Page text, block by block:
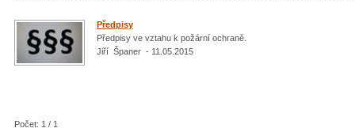
Předpisy
Předpisy ve vztahu k požární ochraně.
Jiří Španer - 11.05.2015
Počet: 1 / 1